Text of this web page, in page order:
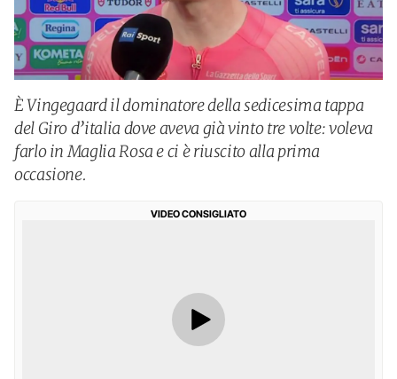
È Vingegaard il dominatore della sedicesima tappa
del Giro d’italia dove aveva già vinto tre volte: voleva
farlo in Maglia Rosa e ci è riuscito alla prima
occasione.
VIDEO CONSIGLIATO